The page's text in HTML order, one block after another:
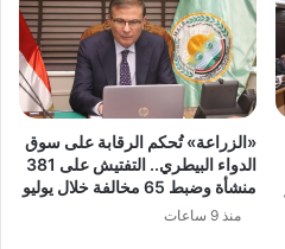
«الزراعة» تُحكم الرقابة على سوق
الدواء البيطري.. التفتيش على 381
منشأة وضبط 65 مخالفة خلال يوليو
منذ 9 ساعات